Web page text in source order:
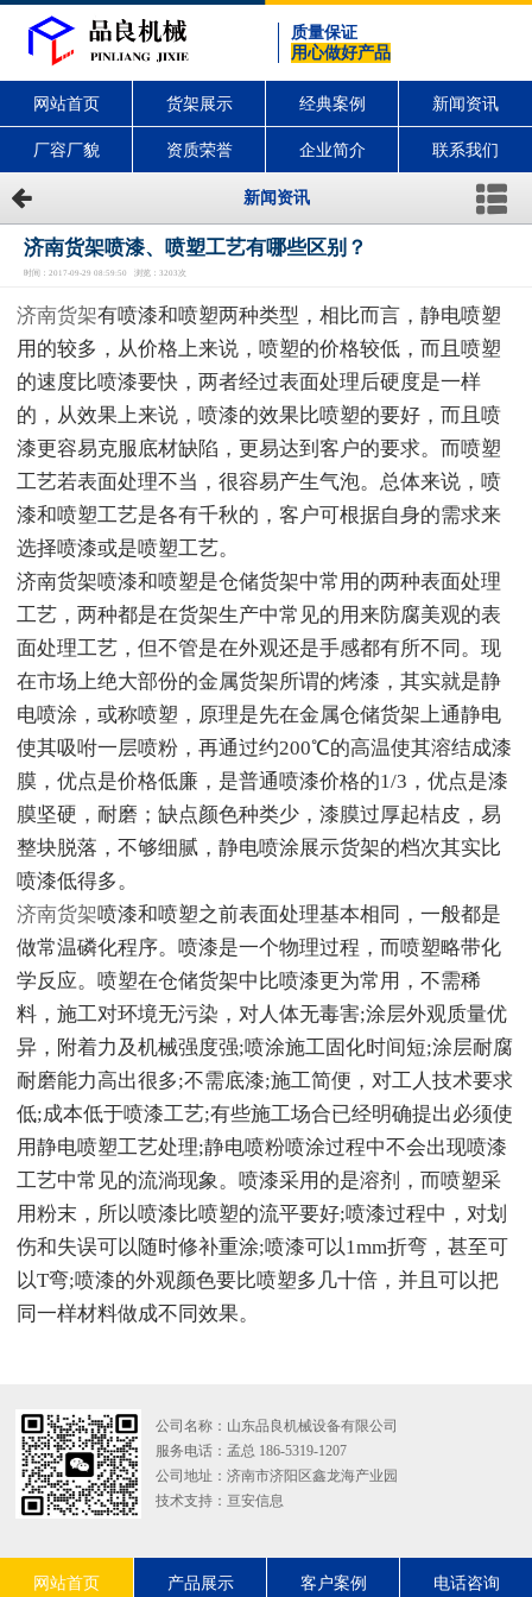
质量保证
用心做好产品
网站首页 货架展示 经典案例 新闻资讯
厂容厂貌 资质荣誉 企业简介 联系我们
新闻资讯
济南货架喷漆、喷塑工艺有哪些区别？
时间：2017-09-29 08:59:50 浏览：3203次
济南货架有喷漆和喷塑两种类型，相比而言，静电喷塑
用的较多，从价格上来说，喷塑的价格较低，而且喷塑
的速度比喷漆要快，两者经过表面处理后硬度是一样
的，从效果上来说，喷漆的效果比喷塑的要好，而且喷
漆更容易克服底材缺陷，更易达到客户的要求。而喷塑
工艺若表面处理不当，很容易产生气泡。总体来说，喷
漆和喷塑工艺是各有千秋的，客户可根据自身的需求来
选择喷漆或是喷塑工艺。
济南货架喷漆和喷塑是仓储货架中常用的两种表面处理
工艺，两种都是在货架生产中常见的用来防腐美观的表
面处理工艺，但不管是在外观还是手感都有所不同。现
在市场上绝大部份的金属货架所谓的烤漆，其实就是静
电喷涂，或称喷塑，原理是先在金属仓储货架上通静电
使其吸咐一层喷粉，再通过约200℃的高温使其溶结成漆
膜，优点是价格低廉，是普通喷漆价格的1/3，优点是漆
膜坚硬，耐磨；缺点颜色种类少，漆膜过厚起桔皮，易
整块脱落，不够细腻，静电喷涂展示货架的档次其实比
喷漆低得多。
济南货架喷漆和喷塑之前表面处理基本相同，一般都是
做常温磷化程序。喷漆是一个物理过程，而喷塑略带化
学反应。喷塑在仓储货架中比喷漆更为常用，不需稀
料，施工对环境无污染，对人体无毒害;涂层外观质量优
异，附着力及机械强度强;喷涂施工固化时间短;涂层耐腐
耐磨能力高出很多;不需底漆;施工简便，对工人技术要求
低;成本低于喷漆工艺;有些施工场合已经明确提出必须使
用静电喷塑工艺处理;静电喷粉喷涂过程中不会出现喷漆
工艺中常见的流淌现象。喷漆采用的是溶剂，而喷塑采
用粉末，所以喷漆比喷塑的流平要好;喷漆过程中，对划
伤和失误可以随时修补重涂;喷漆可以1mm折弯，甚至可
以T弯;喷漆的外观颜色要比喷塑多几十倍，并且可以把
同一样材料做成不同效果。
公司名称：山东品良机械设备有限公司
服务电话：孟总 186-5319-1207
公司地址：济南市济阳区鑫龙海产业园
技术支持： 亘安信息
网站首页 产品展示 客户案例 电话咨询